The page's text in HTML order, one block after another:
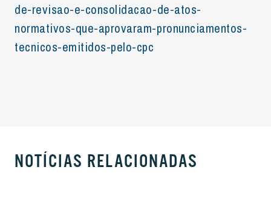
de-revisao-e-consolidacao-de-atos-
normativos-que-aprovaram-pronunciamentos-
tecnicos-emitidos-pelo-cpc
NOTÍCIAS RELACIONADAS